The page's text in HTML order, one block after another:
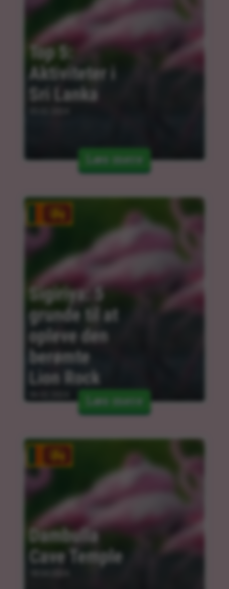
Top 5:
Aktiviteter i
Sri Lanka
Læs mere
Sigiriya: 5
grunde til at
opleve den
berømte
Lion Rock
Læs mere
Dambulla
Cave Temple